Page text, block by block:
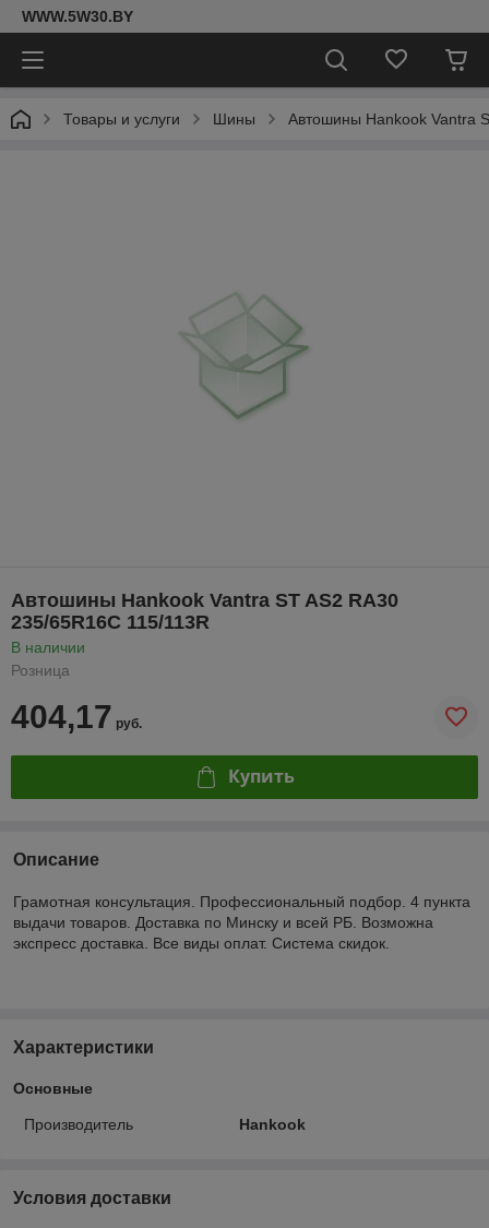
WWW.5W30.BY
Товары и услуги Шины Автошины Hankook Vantra
Автошины Hankook Vantra ST AS2 RA30
235/65R16C 115/113R
В наличии
Розница
404,17 руб.
Купить
Описание
Грамотная консультация. Профессиональный подбор. 4 пункта
выдачи товаров. Доставка по Минску и всей РБ. Возможна
экспресс доставка. Все виды оплат. Система скидок.
Характеристики
Основные
Производитель Hankook
Условия доставки